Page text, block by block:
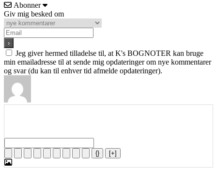
Abonner
Giv mig besked om
Jeg giver hermed tilladelse til, at K's BOGNOTER kan bruge
min emailadresse til at sende mig opdateringer om nye kommentarer
og svar (du kan til enhver tid afmelde opdateringer).
{} [+]